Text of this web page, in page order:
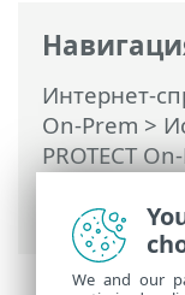
Интернет-
On-Prem >
PROTECT
We and our